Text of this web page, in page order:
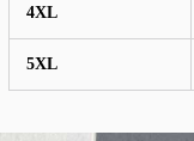
4XL
5XL